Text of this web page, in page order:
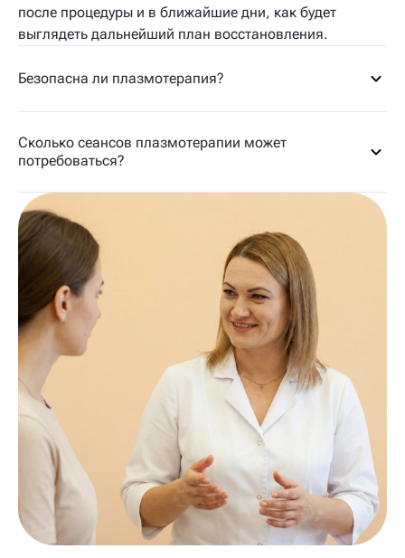
после процедуры и в ближайшие дни, как будет
выглядеть дальнейший план восстановления.
Безопасна ли плазмотерапия?
Сколько сеансов плазмотерапии может
потребоваться?